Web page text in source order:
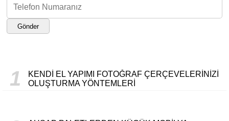
Gönder
1
KENDI EL YAPIMI FOTOĞRAF ÇERÇEVELERINIZI
OLUŞTURMA YÖNTEMLERI